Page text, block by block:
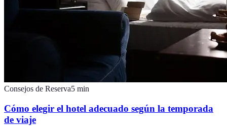
Consejos de Reserva5 min
Cómo elegir el hotel adecuado según la temporada
de viaje